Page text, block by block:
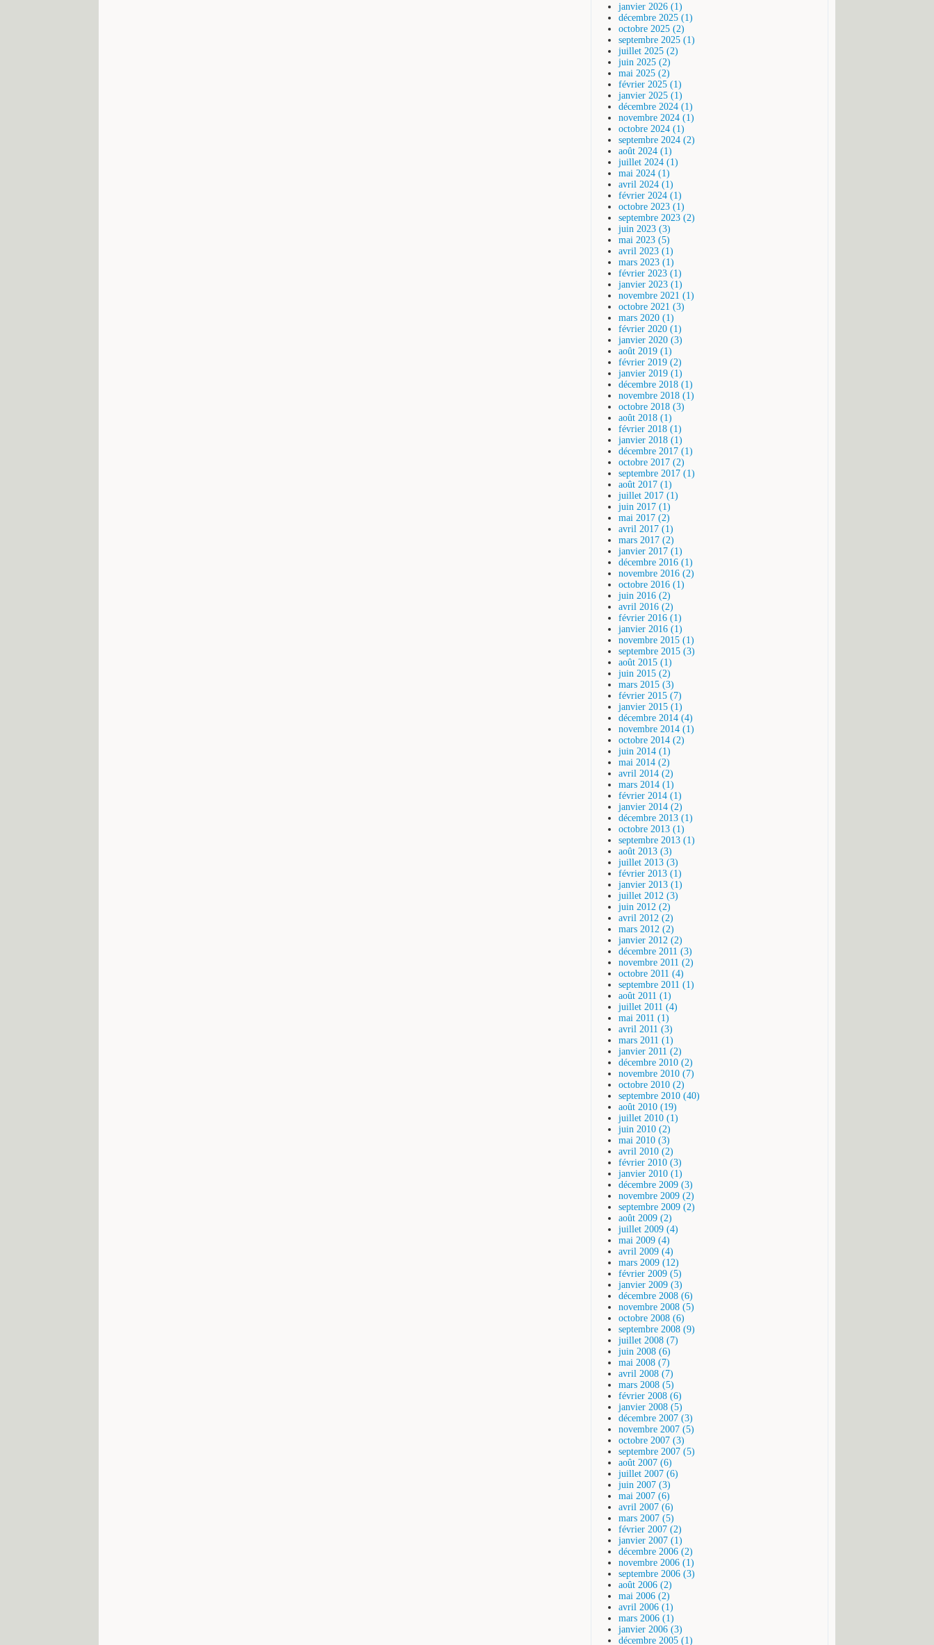
janvier 2026 (1)
décembre 2025 (1)
octobre 2025 (2)
septembre 2025 (1)
juillet 2025 (2)
juin 2025 (2)
mai 2025 (2)
février 2025 (1)
janvier 2025 (1)
décembre 2024 (1)
novembre 2024 (1)
octobre 2024 (1)
septembre 2024 (2)
août 2024 (1)
juillet 2024 (1)
mai 2024 (1)
avril 2024 (1)
février 2024 (1)
octobre 2023 (1)
septembre 2023 (2)
juin 2023 (3)
mai 2023 (5)
avril 2023 (1)
mars 2023 (1)
février 2023 (1)
janvier 2023 (1)
novembre 2021 (1)
octobre 2021 (3)
mars 2020 (1)
février 2020 (1)
janvier 2020 (3)
août 2019 (1)
février 2019 (2)
janvier 2019 (1)
décembre 2018 (1)
novembre 2018 (1)
octobre 2018 (3)
août 2018 (1)
février 2018 (1)
janvier 2018 (1)
décembre 2017 (1)
octobre 2017 (2)
septembre 2017 (1)
août 2017 (1)
juillet 2017 (1)
juin 2017 (1)
mai 2017 (2)
avril 2017 (1)
mars 2017 (2)
janvier 2017 (1)
décembre 2016 (1)
novembre 2016 (2)
octobre 2016 (1)
juin 2016 (2)
avril 2016 (2)
février 2016 (1)
janvier 2016 (1)
novembre 2015 (1)
septembre 2015 (3)
août 2015 (1)
juin 2015 (2)
mars 2015 (3)
février 2015 (7)
janvier 2015 (1)
décembre 2014 (4)
novembre 2014 (1)
octobre 2014 (2)
juin 2014 (1)
mai 2014 (2)
avril 2014 (2)
mars 2014 (1)
février 2014 (1)
janvier 2014 (2)
décembre 2013 (1)
octobre 2013 (1)
septembre 2013 (1)
août 2013 (3)
juillet 2013 (3)
février 2013 (1)
janvier 2013 (1)
juillet 2012 (3)
juin 2012 (2)
avril 2012 (2)
mars 2012 (2)
janvier 2012 (2)
décembre 2011 (3)
novembre 2011 (2)
octobre 2011 (4)
septembre 2011 (1)
août 2011 (1)
juillet 2011 (4)
mai 2011 (1)
avril 2011 (3)
mars 2011 (1)
janvier 2011 (2)
décembre 2010 (2)
novembre 2010 (7)
octobre 2010 (2)
septembre 2010 (40)
août 2010 (19)
juillet 2010 (1)
juin 2010 (2)
mai 2010 (3)
avril 2010 (2)
février 2010 (3)
janvier 2010 (1)
décembre 2009 (3)
novembre 2009 (2)
septembre 2009 (2)
août 2009 (2)
juillet 2009 (4)
mai 2009 (4)
avril 2009 (4)
mars 2009 (12)
février 2009 (5)
janvier 2009 (3)
décembre 2008 (6)
novembre 2008 (5)
octobre 2008 (6)
septembre 2008 (9)
juillet 2008 (7)
juin 2008 (6)
mai 2008 (7)
avril 2008 (7)
mars 2008 (5)
février 2008 (6)
janvier 2008 (5)
décembre 2007 (3)
novembre 2007 (5)
octobre 2007 (3)
septembre 2007 (5)
août 2007 (6)
juillet 2007 (6)
juin 2007 (3)
mai 2007 (6)
avril 2007 (6)
mars 2007 (5)
février 2007 (2)
janvier 2007 (1)
décembre 2006 (2)
novembre 2006 (1)
septembre 2006 (3)
août 2006 (2)
mai 2006 (2)
avril 2006 (1)
mars 2006 (1)
janvier 2006 (3)
décembre 2005 (1)